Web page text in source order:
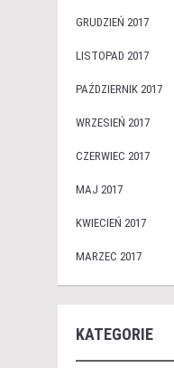
GRUDZIEŃ 2017
LISTOPAD 2017
PAŹDZIERNIK 2017
WRZESIEŃ 2017
CZERWIEC 2017
MAJ 2017
KWIECIEŃ 2017
MARZEC 2017
KATEGORIE